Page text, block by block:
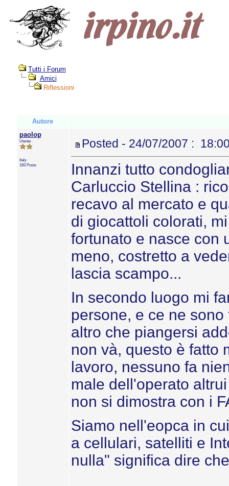
Tutti i Forum
Amici
Riflessioni
Autore
paolop
Utente
Italy
193 Posts
Posted - 24/07/2007 :
Innanzi tutto
Carluccio Stellina :
recavo al mercato e
di giocattoli colorati,
fortunato e nasce con
meno, costretto a
lascia scampo...
In secondo luogo mi
persone, e ce ne
altro che piangersi
non và, questo è fatto
lavoro, nessuno fa
male dell'operato
non si dimostra con i
Siamo nell'eopca in
a cellulari, satelliti e
nulla" significa dire